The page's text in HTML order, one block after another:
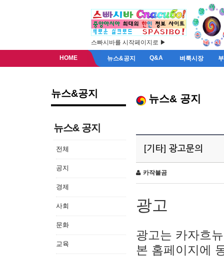
스빠시바를 시작페이지로 ▶
HOME 뉴스&공지 Q&A 벼룩시장
뉴스&공지
뉴스& 공지
전체
공지
경제
사회
문화
교육
뉴스& 공지
[기타] 광고문의
카작불곰
광고
광고는 카자흐
본 홈페이지에